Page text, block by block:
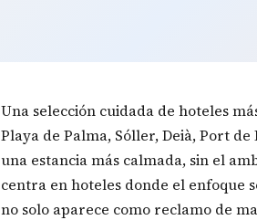
Una selección cuidada de hoteles
Playa de Palma, Sóller, Deià, Port
una estancia más calmada, sin el
centra en hoteles donde el enfoque
no solo aparece como reclamo de